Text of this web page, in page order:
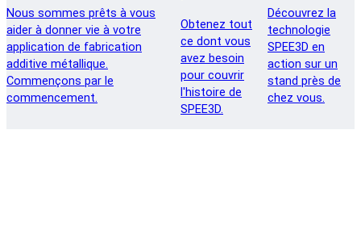
Nous sommes prêts à vous
aider à donner vie à votre
application de fabrication
additive métallique.
Commençons par le
commencement.
Obtenez tout
ce dont vous
avez besoin
pour couvrir
l'histoire de
SPEE3D.
Découvrez la
technologie
SPEE3D en
action sur un
stand près de
chez vous.